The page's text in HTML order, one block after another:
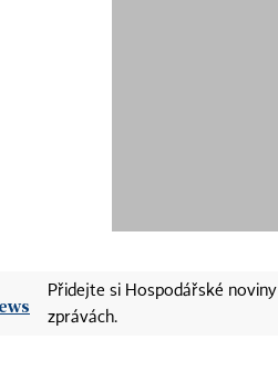
Přidejte si Hospodářské noviny
zprávách.